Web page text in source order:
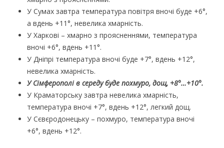
У Сумах завтра температура повітря вночі буде +6°,
а вдень +11°, невелика хмарність.
У Харкові – хмарно з проясненнями, температура
вночі +6°, вдень +11°.
У Дніпрі температура вночі буде +7°, вдень +12°,
невелика хмарність.
У Сімферополі в середу буде похмуро, дощ, +8°…+10°.
У Краматорську завтра невелика хмарність,
температура вночі +7°, вдень +12°, легкий дощ.
У Сєвєродонецьку – похмуро, температура вночі
+6°, вдень +12°.